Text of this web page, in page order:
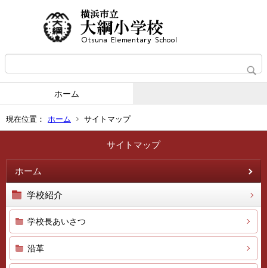
ホーム
現在位置： ホーム サイトマップ
サイトマップ
ホーム
学校紹介
学校長あいさつ
沿革